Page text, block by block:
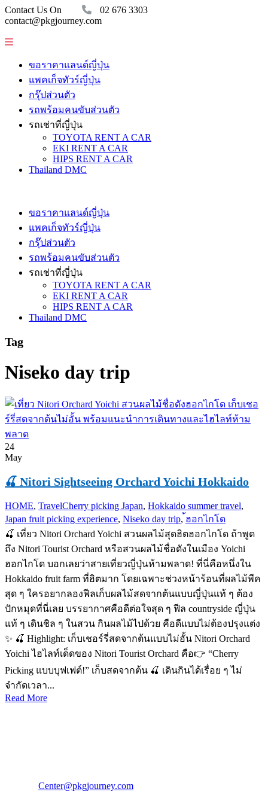
Contact Us On
02 676 3303
contact@pkgjourney.com
ขอราคาแลนด์ญี่ปุ่น
แพคเก็จทัวร์ญี่ปุ่น
กรุ๊ปส่วนตัว
รถพร้อมคนขับส่วนตัว
รถเช่าที่ญี่ปุ่น
TOYOTA RENT A CAR
EKI RENT A CAR
HIPS RENT A CAR
Thailand DMC
ขอราคาแลนด์ญี่ปุ่น
แพคเก็จทัวร์ญี่ปุ่น
กรุ๊ปส่วนตัว
รถพร้อมคนขับส่วนตัว
รถเช่าที่ญี่ปุ่น
TOYOTA RENT A CAR
EKI RENT A CAR
HIPS RENT A CAR
Thailand DMC
Tag
Niseko day trip
24
May
🍒 Nitori Sightseeing Orchard Yoichi Hokkaido
HOME, TravelCherry picking Japan, Hokkaido summer travel,
Japan fruit picking experience, Niseko day trip, ้ฮอกไกโด
🍒 เที่ยว Nitori Orchard Yoichi สวนผลไม้สุดฮิตฮอกไกโด ถ้าพูด
ถึง Nitori Tourist Orchard หรือสวนผลไม้ชื่อดังในเมือง Yoichi
ฮอกไกโด บอกเลยว่าสายเที่ยวญี่ปุ่นห้ามพลาด! ที่นี่คือหนึ่งใน
Hokkaido fruit farm ที่ฮิตมาก โดยเฉพาะช่วงหน้าร้อนที่ผลไม้พีค
สุด ๆ ใครอยากลองฟีลเก็บผลไม้สดจากต้นแบบญี่ปุ่นแท้ ๆ ต้อง
ปักหมุดที่นี่เลย บรรยากาศคือดีต่อใจสุด ๆ ฟีล countryside ญี่ปุ่น
แท้ ๆ เดินชิล ๆ ในสวน กินผลไม้ไปด้วย คือดีแบบไม่ต้องปรุงแต่ง
✨ 🍒 Highlight: เก็บเชอร์รี่สดจากต้นแบบไม่อั้น Nitori Orchard
Yoichi ไฮไลท์เด็ดของ Nitori Tourist Orchard คือ👉 “Cherry
Picking แบบบุฟเฟต์!” เก็บสดจากต้น 🍒 เดินกินได้เรื่อย ๆ ไม่
จำกัดเวลา...
Read More
Center@pkgjourney.com